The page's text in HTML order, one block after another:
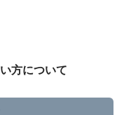
方について